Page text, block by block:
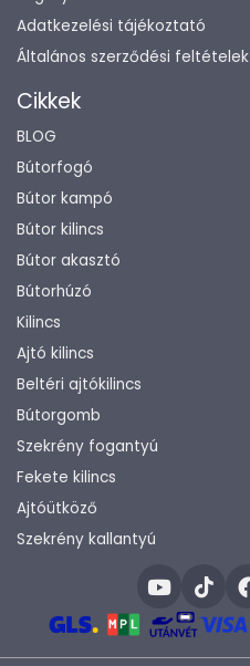
Adatkezelési tájékoztató
Általános szerződési feltételek
Cikkek
BLOG
Bútorfogó
Bútor kampó
Bútor kilincs
Bútor akasztó
Bútorhúzó
Kilincs
Ajtó kilincs
Beltéri ajtókilincs
Bútorgomb
Szekrény fogantyú
Fekete kilincs
Ajtóütköző
Szekrény kallantyú